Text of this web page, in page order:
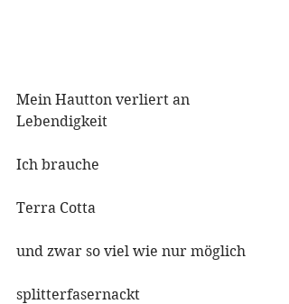
Mein Hautton verliert an
Lebendigkeit
Ich brauche
Terra Cotta
und zwar so viel wie nur möglich
splitterfasernackt